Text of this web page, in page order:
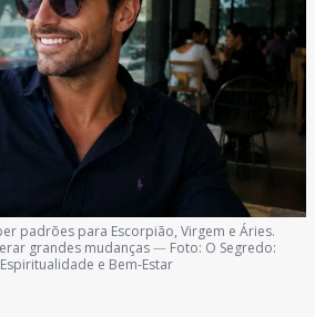
padrões para Escorpião, Virgem e Áries.
grandes mudanças— Foto: O Segredo:
e Bem-Estar